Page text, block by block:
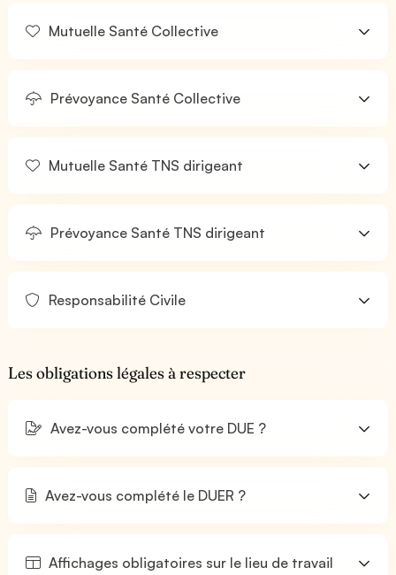
Mutuelle Santé Collective
Prévoyance Santé Collective
Mutuelle Santé TNS dirigeant
Prévoyance Santé TNS dirigeant
Responsabilité Civile
Les obligations légales à respecter
Avez-vous complété votre DUE ?
Avez-vous complété le DUER ?
Affichages obligatoires sur le lieu de travail